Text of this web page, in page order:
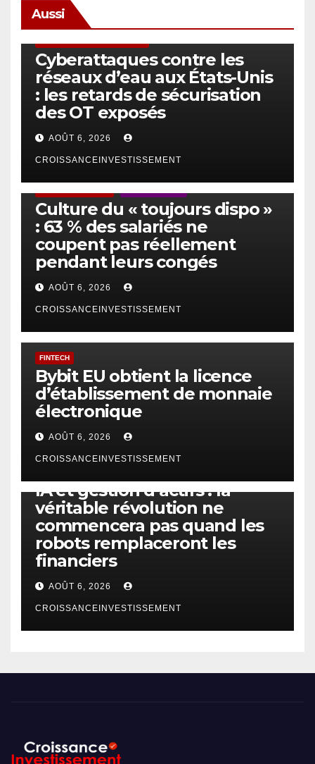
Aussi
Cyberattaques contre les
réseaux d’eau aux États-Unis
: les retards de sécurisation
des OT exposés
AOÛT 6, 2026
CROISSANCEINVESTISSEMENT
Culture du « toujours dispo »
: 63 % des salariés ne
coupent pas réellement
pendant leurs congés
AOÛT 6, 2026
CROISSANCEINVESTISSEMENT
FINTECH
Bybit EU obtient la licence
d’établissement de monnaie
électronique
AOÛT 6, 2026
CROISSANCEINVESTISSEMENT
IA et gestion d’actifs : la
véritable révolution ne
commencera pas quand les
robots remplaceront les
financiers
AOÛT 6, 2026
CROISSANCEINVESTISSEMENT